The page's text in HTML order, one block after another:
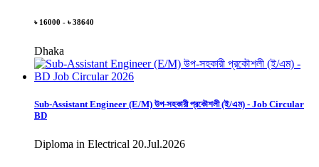
৳ 16000 - ৳ 38640
Dhaka
Sub-Assistant Engineer (E/M) উপ-সহকারী প্রকৌশলী (ই/এম) - Job Circular
BD
Diploma in Electrical 20.Jul.2026